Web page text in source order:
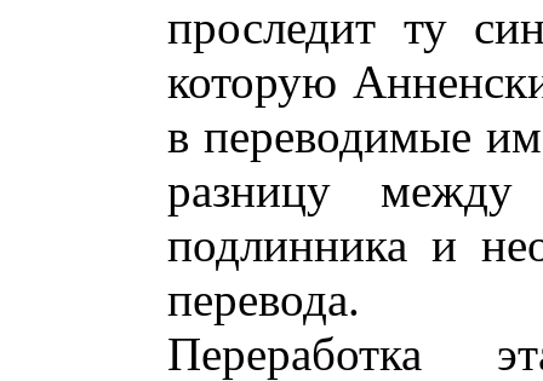
проследит ту
которую
в переводимые
разницу между
подлинника и
перевода.
Переработка